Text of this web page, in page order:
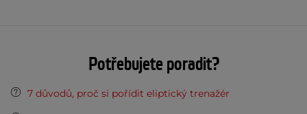
Potřebujete poradit?
7 důvodů, proč si pořídit eliptický trenažér